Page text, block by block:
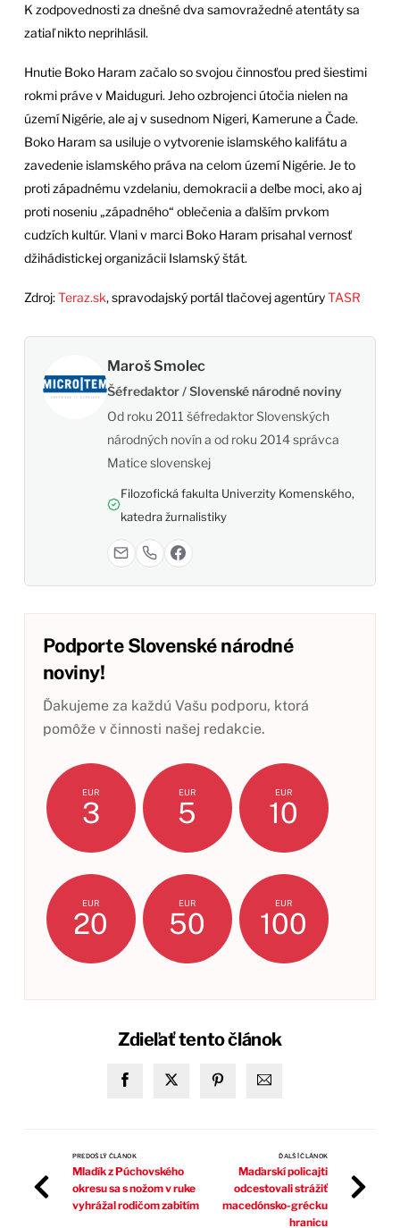
K zodpovednosti za dnešné dva samovražedné atentáty sa
zatiaľ nikto neprihlásil.
Hnutie Boko Haram začalo so svojou činnosťou pred šiestimi
rokmi práve v Maiduguri. Jeho ozbrojenci útočia nielen na
území Nigérie, ale aj v susednom Nigeri, Kamerune a Čade.
Boko Haram sa usiluje o vytvorenie islamského kalifátu a
zavedenie islamského práva na celom území Nigérie. Je to
proti západnému vzdelaniu, demokracii a deľbe moci, ako aj
proti noseniu „západného“ oblečenia a ďalším prvkom
cudzích kultúr. Vlani v marci Boko Haram prisahal vernosť
džihádistickej organizácii Islamský štát.
Zdroj:Teraz.sk, spravodajský portál tlačovej agentúryTASR
Maroš Smolec
Šéfredaktor / Slovenské národné noviny
Od roku 2011 šéfredaktor Slovenských
národných novín a od roku 2014 správca
Matice slovenskej
Filozofická fakulta Univerzity Komenského,
katedra žurnalistiky
Podporte Slovenské národné
noviny!
Ďakujeme za každú Vašu podporu, ktorá
pomôže v činnosti našej redakcie.
EUR
3
EUR
5
EUR
10
EUR
20
EUR
50
EUR
100
Zdieľať tento článok
PREDOŠLÝ ČLÁNOK
Mladík z Púchovského
okresu sa s nožom v ruke
vyhrážal rodičom zabitím
ĎALŠÍ ČLÁNOK
Maďarskí policajti
odcestovali strážiť
macedónsko-grécku
hranicu